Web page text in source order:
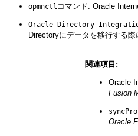
opmnctl コマンド: Oracle
Oracle Directory
Directoryにデータを移行する際
関連項目:
Oracle
Fusion
Oracle